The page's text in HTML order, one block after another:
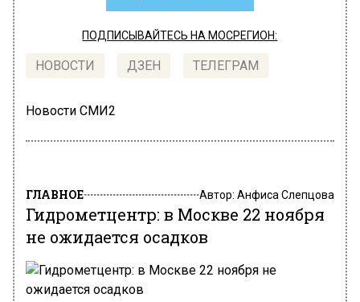
ПОДПИСЫВАЙТЕСЬ НА МОСРЕГИОН:
НОВОСТИ ДЗЕН ТЕЛЕГРАМ
Новости СМИ2
ГЛАВНОЕ Автор: Анфиса Слепцова
Гидрометцентр: в Москве 22 ноября
не ожидается осадков